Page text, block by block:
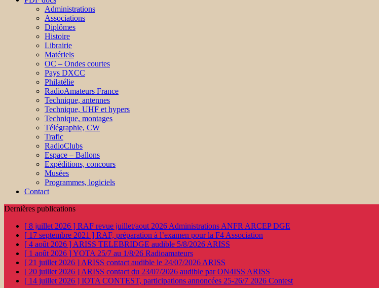
Administrations
Associations
Diplômes
Histoire
Librairie
Matériels
OC – Ondes courtes
Pays DXCC
Philatélie
RadioAmateurs France
Technique, antennes
Technique, UHF et hypers
Technique, montages
Télégraphie, CW
Trafic
RadioClubs
Espace – Ballons
Expéditions, concours
Musées
Programmes, logiciels
Contact
Dernières publications
[ 8 juillet 2026 ] RAF revue juillet/aout 2026 Administrations ANFR ARCEP DGE
[ 17 septembre 2021 ] RAF, préparation à l’examen pour la F4 Association
[ 4 août 2026 ] ARISS TELEBRIDGE audible 5/8/2026 ARISS
[ 1 août 2026 ]YOTA 25/7 au 1/8/26 Radioamateurs
[ 21 juillet 2026 ] ARISS contact audible le 24/07/2026 ARISS
[ 20 juillet 2026 ] ARISS contact du 23/07/2026 audible par ON4ISS ARISS
[ 14 juillet 2026 ] IOTA CONTEST, participations annoncées 25-26/7 2026 Contest